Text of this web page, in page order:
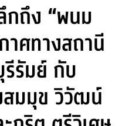
กถึง “พนม
าศทางสถานี
รัมย์ กับ
มมุข วิวัฒน์